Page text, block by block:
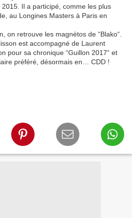
Il a participé, comme les plus
au Longines Masters à Paris en
on retrouve les magnétos de “Blako“.
est accompagné de Laurent
pour sa chronique “Guillon 2017“ et
préféré, désormais en… CDD !